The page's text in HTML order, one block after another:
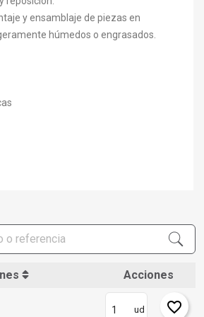
la lista de deseos ×
Crear nueva lista
lista de deseos
Crear lista de deseos
para guardar productos en su lista de
y ensamblaje de piezas en
húmedos o engrasados.
Acciones
ud favorite_border